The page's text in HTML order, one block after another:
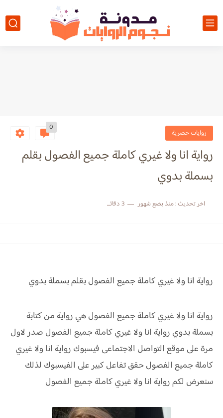
روايات حصرية
0
رواية انا ولا غيري كاملة جميع الفصول بقلم
بسملة بدوي
اخر تحديث :منذ بضع شهور 3 دقائق للقراءة
رواية انا ولا غيري كاملة جميع الفصول بقلم بسملة بدوي
رواية انا ولا غيري كاملة جميع الفصول هي رواية من كتابة
بسملة بدوي رواية انا ولا غيري كاملة جميع الفصول صدر لاول
مرة على موقع التواصل الاجتماعى فيسبوك رواية انا ولا غيري
كاملة جميع الفصول حققتفاعل كبير على الفيسبوك لذلك
سنعرض لكمرواية انا ولا غيري كاملة جميع الفصول